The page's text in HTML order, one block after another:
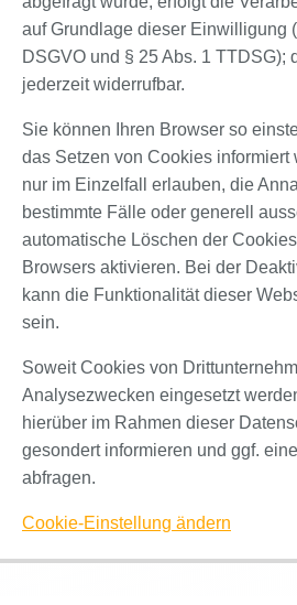
auf Grundlage dieser Einwilligung
DSGVO und § 25 Abs. 1 TTDSG);
jederzeit widerrufbar.
Sie können Ihren Browser so
das Setzen von Cookies informiert
nur im Einzelfall erlauben, die
bestimmte Fälle oder generell
automatische Löschen der
Browsers aktivieren. Bei der
kann die Funktionalität dieser
sein.
Soweit Cookies von
Analysezwecken eingesetzt
hierüber im Rahmen dieser
gesondert informieren und ggf.
abfragen.
Cookie-Einstellung ändern